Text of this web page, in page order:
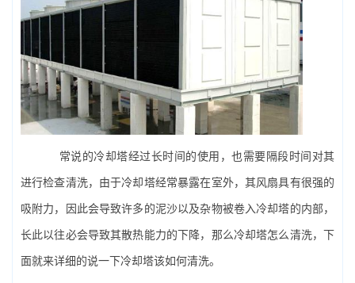
常说的冷却塔经过长时间的使用，也需要隔段时间对其
进行检查清洗，由于冷却塔经常暴露在室外，其风扇具有很强的
吸附力，因此会导致许多的泥沙以及杂物被卷入冷却塔的内部，
长此以往必会导致其散热能力的下降，那么冷却塔怎么清洗，下
面就来详细的说一下冷却塔该如何清洗。